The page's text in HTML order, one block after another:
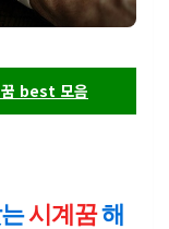
꿈 best 모음
시계꿈해